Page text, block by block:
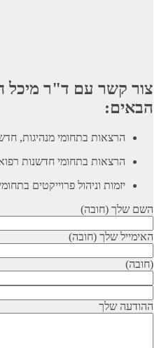
קשר עם ד"ר מיכל חמו
הרצאות בתחומי מנהיגות, חדשנות
הרצאות בתחומי חדשנות רפואית
יזמות וניהול פרוייקטים בתחומי
(חובה)
שלך (חובה)
שלך